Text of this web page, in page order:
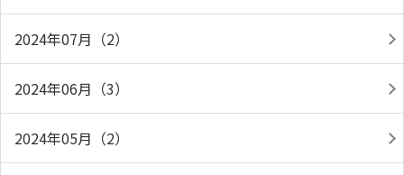
2024年07月（2）
2024年06月（3）
2024年05月（2）